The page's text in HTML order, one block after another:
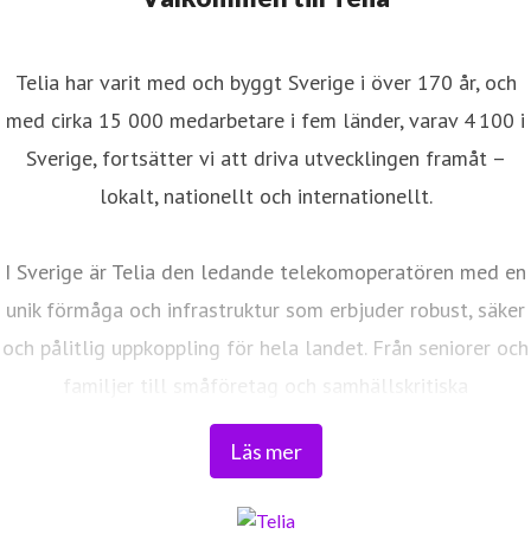
Läs mer
Telia har varit med och byggt Sverige i över 170 år, och
med cirka 15 000 medarbetare i fem länder, varav 4 100 i
Sverige, fortsätter vi att driva utvecklingen framåt –
lokalt, nationellt och internationellt.
I Sverige är Telia den ledande telekomoperatören med en
unik förmåga och infrastruktur som erbjuder robust, säker
och pålitlig uppkoppling för hela landet. Från seniorer och
familjer till småföretag och samhällskritiska
verksamheter. Vi möjliggör digitaliseringens kraft i
vardagen och är en del av Sveriges totalförsvar. Med